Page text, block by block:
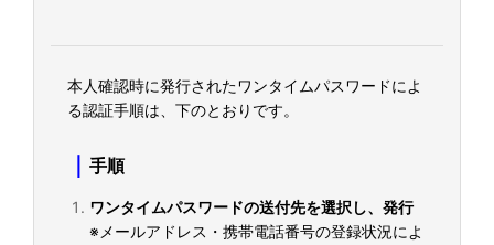
本人確認時に発行されたワンタイムパスワードによ
る認証手順は、下のとおりです。
｜ 手順
ワンタイムパスワードの送付先を選択し、発行
※メールアドレス・携帯電話番号の登録状況によ